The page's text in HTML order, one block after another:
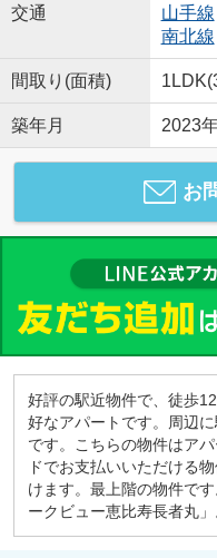
交通
山手線
南北線
間取り(面積)
築年月 2023
お
好評の駅近物件で、徒歩
好なアパートです。周辺
です。こちらの物件はア
ドでお支払いいただける
けます。最上階の物件で
ークビュー恵比寿長者丸」